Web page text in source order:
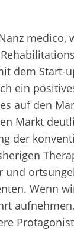
medico,
dem Start-
ein
auf den
Markt
der
und
Wenn